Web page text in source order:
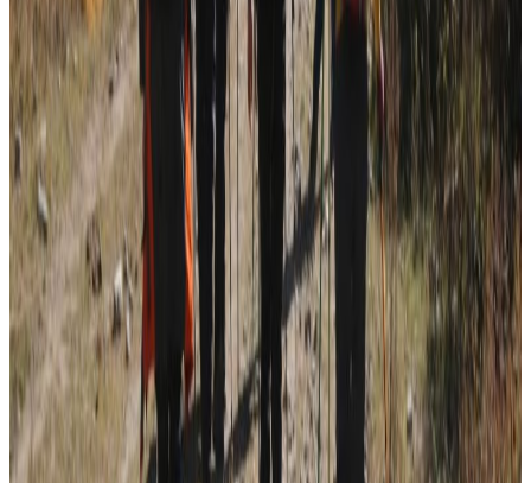
टिप्पणीहरू लोड हुँदैछ…
सम्बन्धित समाचार
दक्षिण कोरियामा ट्यांकीभित्र पसेका नेपाली श्रमिकको
मृत्यु
२०२६ अगस्ट १०
२०२६ अगस्ट ७
नेपाली कांग्रेसको आमन्त्रित केन्द्रीय सदस्यमा
अमेरिकामा बस्ने खगेन्द्र जिसी मनोनीत
२०२६ अगस्ट ४